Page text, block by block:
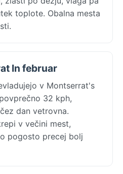
toplote. Obalna mesta
In februar
v Montserrat's
32 kph,
dan vetrovna.
v večini mest,
pogosto precej bolj